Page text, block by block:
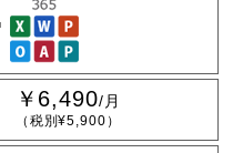
￥6,490/月
（税別¥5,900）